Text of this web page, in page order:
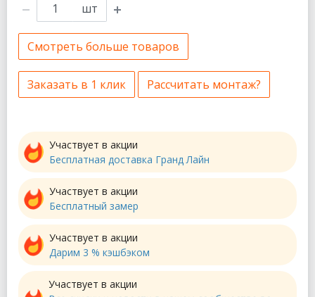
шт
Смотреть больше товаров
Заказать в 1 клик Рассчитать монтаж?
Участвует в акции
Бесплатная доставка Гранд Лайн
Участвует в акции
Бесплатный замер
Участвует в акции
Дарим 3 % кэшбэком
Участвует в акции